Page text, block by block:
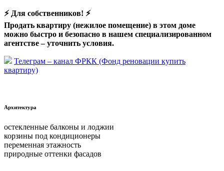
⚡ Для собственников! ⚡
Продать квартиру (нежилое помещение) в этом доме
можно быстро и безопасно в нашем специализированном
агентстве –уточнить условия.
Телеграм – канал ФРКК (Фонд реновации купить
квартиру)
Архитектура
остекленные балконы и лоджии
корзины под кондиционеры
переменная этажность
природные оттенки фасадов